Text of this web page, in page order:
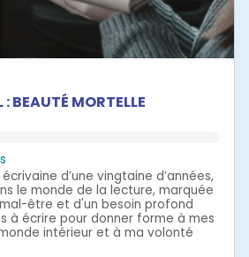
: BEAUTÉ MORTELLE
d’une vingtaine d’années,
le monde de la lecture, marquée
être et d'un besoin profond
à écrire pour donner forme à mes
intérieur et à ma volonté